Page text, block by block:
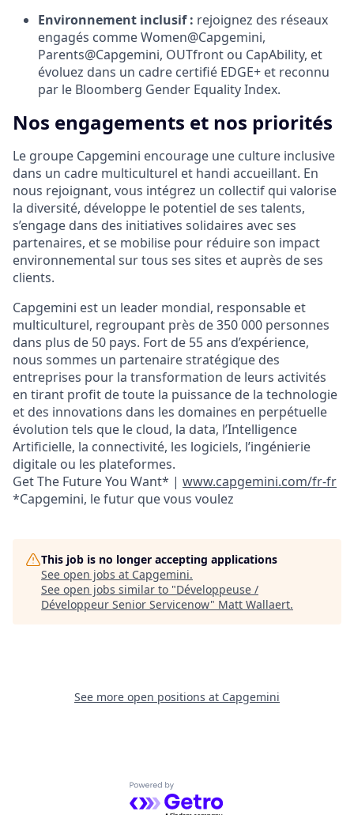
Environnement inclusif : rejoignez des réseaux
engagés comme Women@Capgemini,
Parents@Capgemini, OUTfront ou CapAbility, et
évoluez dans un cadre certifié EDGE+ et reconnu
par le Bloomberg Gender Equality Index.
Nos engagements et nos priorités
Le groupe Capgemini encourage une culture inclusive
dans un cadre multiculturel et handi accueillant. En
nous rejoignant, vous intégrez un collectif qui valorise
la diversité, développe le potentiel de ses talents,
s’engage dans des initiatives solidaires avec ses
partenaires, et se mobilise pour réduire son impact
environnemental sur tous ses sites et auprès de ses
clients.
Capgemini est un leader mondial, responsable et
multiculturel, regroupant près de 350 000 personnes
dans plus de 50 pays. Fort de 55 ans d’expérience,
nous sommes un partenaire stratégique des
entreprises pour la transformation de leurs activités
en tirant profit de toute la puissance de la technologie
et des innovations dans les domaines en perpétuelle
évolution tels que le cloud, la data, l’Intelligence
Artificielle, la connectivité, les logiciels, l’ingénierie
digitale ou les plateformes.
Get The Future You Want* | www.capgemini.com/fr-fr
*Capgemini, le futur que vous voulez
This job is no longer accepting applications
See open jobs at Capgemini.
See open jobs similar to "Développeuse /
Développeur Senior Servicenow" Matt Wallaert.
See more open positions at Capgemini
Powered by Getro.com